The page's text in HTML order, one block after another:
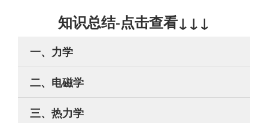
知识总结-点击查看↓↓↓
一、力学
二、电磁学
三、热力学